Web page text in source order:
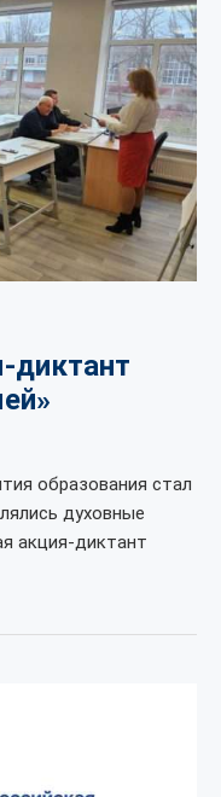
диктант
образования стал
духовные
акция-диктант